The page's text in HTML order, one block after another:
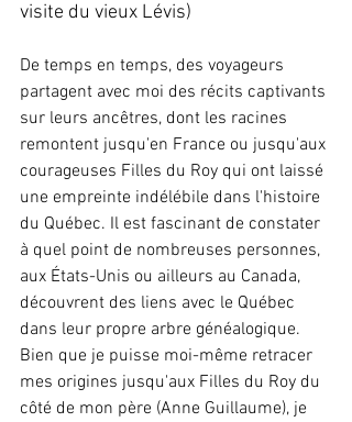
visite du vieux Lévis)
De temps en temps, des voyageurs
partagent avec moi des récits captivants
sur leurs ancêtres, dont les racines
remontent jusqu'en France ou jusqu'aux
courageuses Filles du Roy qui ont laissé
une empreinte indélébile dans l'histoire
du Québec. Il est fascinant de constater
à quel point de nombreuses personnes,
aux États-Unis ou ailleurs au Canada,
découvrent des liens avec le Québec
dans leur propre arbre généalogique.
Bien que je puisse moi-même retracer
mes origines jusqu'aux Filles du Roy du
côté de mon père (Anne Guillaume), je